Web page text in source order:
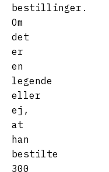
bestillinger.
Om
det
er
en
legende
eller
ej,
at
han
bestilte
300